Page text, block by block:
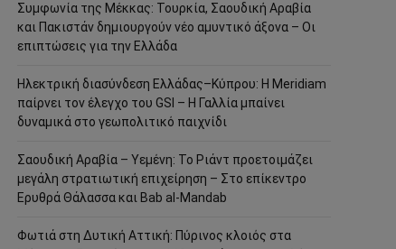
Συμφωνία της Μέκκας: Τουρκία, Σαουδική Αραβία
και Πακιστάν δημιουργούν νέο αμυντικό άξονα – Οι
επιπτώσεις για την Ελλάδα
Ηλεκτρική διασύνδεση Ελλάδας–Κύπρου: Η Meridiam
παίρνει τον έλεγχο του GSI – Η Γαλλία μπαίνει
δυναμικά στο γεωπολιτικό παιχνίδι
Σαουδική Αραβία – Υεμένη: Το Ριάντ προετοιμάζει
μεγάλη στρατιωτική επιχείρηση – Στο επίκεντρο
Ερυθρά Θάλασσα και Bab al-Mandab
Φωτιά στη Δυτική Αττική: Πύρινος κλοιός στα